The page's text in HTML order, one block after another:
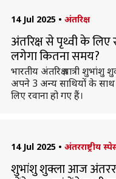
14 Jul 2025 • अंतरिक्ष
अंतरिक्ष से पृथ्वी के लिए
लगेगा कितना समय?
भारतीय अंतरिक्ष यात्री
अपने 3 अन्य साथियों के साथ
लिए रवाना हो गए हैं।
14 Jul 2025 • अंतरराष्ट्रीय
शुभांशु शुक्ला आज